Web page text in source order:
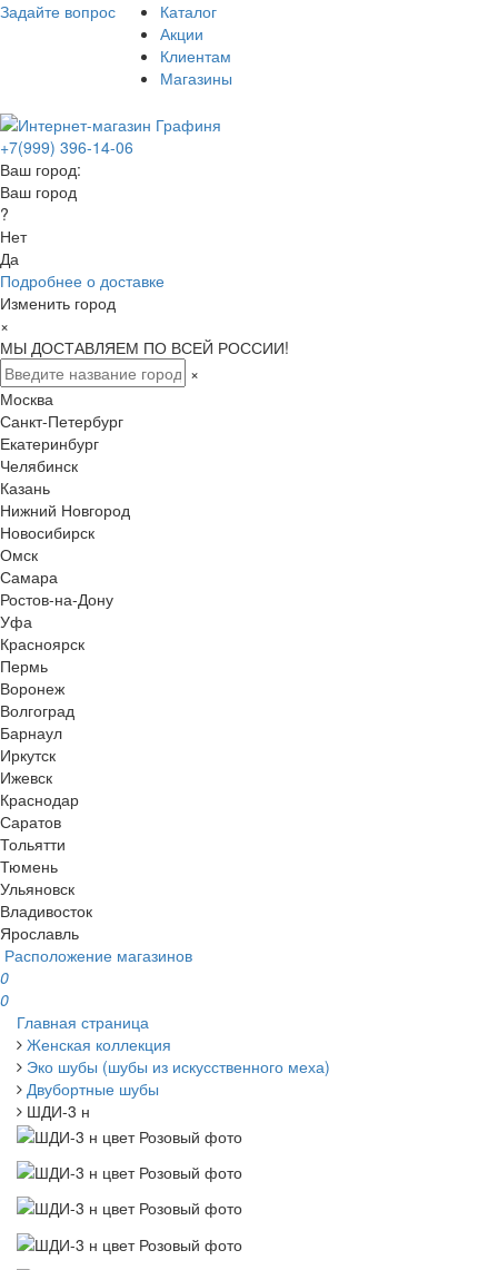
Задайте вопрос
Каталог
Акции
Клиентам
Магазины
+7(999) 396-14-06
Ваш город:
Ваш город
?
Нет
Да
Подробнее о доставке
Изменить город
×
МЫ ДОСТАВЛЯЕМ ПО ВСЕЙ РОССИИ!
×
Москва
Санкт-Петербург
Екатеринбург
Челябинск
Казань
Нижний Новгород
Новосибирск
Омск
Самара
Ростов-на-Дону
Уфа
Красноярск
Пермь
Воронеж
Волгоград
Барнаул
Иркутск
Ижевск
Краснодар
Саратов
Тольятти
Тюмень
Ульяновск
Владивосток
Ярославль
Расположение магазинов
0
0
Главная страница
Женская коллекция
Эко шубы (шубы из искусственного меха)
Двубортные шубы
ШДИ-3 н